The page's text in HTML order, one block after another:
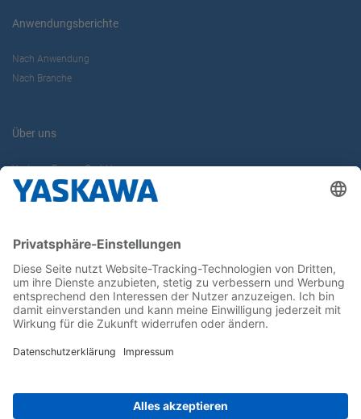
Anwendungsberichte
Nach Anwendung
Nach Branche
Über uns
Yaskawa Europe GmbH
Karriere
Newsletter
Follow us on...